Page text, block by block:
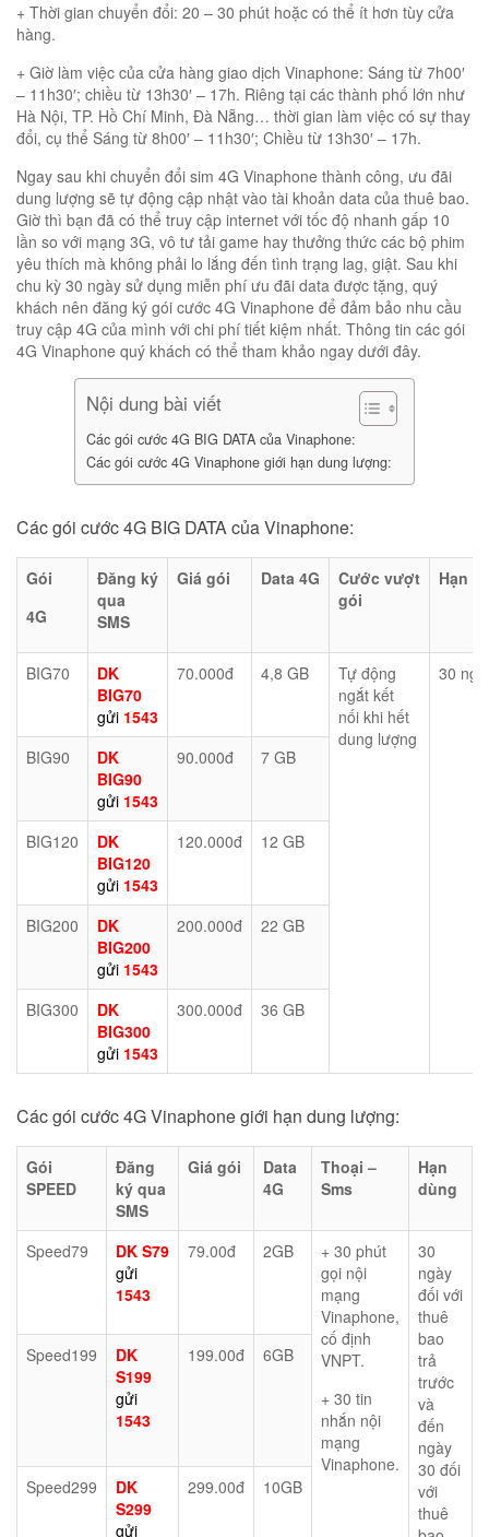
+ Thời gian chuyển đổi: 20 – 30 phút hoặc có thể ít hơn tùy cửa
hàng.
+ Giờ làm việc của cửa hàng giao dịch Vinaphone: Sáng từ 7h00′
– 11h30′; chiều từ 13h30′ – 17h. Riêng tại các thành phố lớn như
Hà Nội, TP. Hồ Chí Minh, Đà Nẵng… thời gian làm việc có sự thay
đổi, cụ thể Sáng từ 8h00′ – 11h30′; Chiều từ 13h30′ – 17h.
Ngay sau khi chuyển đổi sim 4G Vinaphone thành công, ưu đãi
dung lượng sẽ tự động cập nhật vào tài khoản data của thuê bao.
Giờ thì bạn đã có thể truy cập internet với tốc độ nhanh gấp 10
lần so với mạng 3G, vô tư tải game hay thưởng thức các bộ phim
yêu thích mà không phải lo lắng đến tình trạng lag, giật. Sau khi
chu kỳ 30 ngày sử dụng miễn phí ưu đãi data được tặng, quý
khách nên đăng ký gói cước 4G Vinaphone để đảm bảo nhu cầu
truy cập 4G của mình với chi phí tiết kiệm nhất. Thông tin các gói
4G Vinaphone quý khách có thể tham khảo ngay dưới đây.
Nội dung bài viết
Các gói cước 4G BIG DATA của Vinaphone:
Các gói cước 4G Vinaphone giới hạn dung lượng:
Các gói cước 4G BIG DATA của Vinaphone:
Gói
4G
Đăng ký
qua
SMS
Giá gói Data 4G
Cước vượt
gói
Hạn
BIG70
DK
BIG70
gửi 1543
70.000đ 4,8 GB
Tự động
ngắt kết
nối khi hết
dung lượng
30
BIG90
DK
BIG90
gửi 1543
90.000đ 7 GB
BIG120
DK
BIG120
gửi 1543
120.000đ 12 GB
BIG200
DK
BIG200
gửi 1543
200.000đ 22 GB
BIG300
DK
BIG300
gửi 1543
300.000đ 36 GB
Các gói cước 4G Vinaphone giới hạn dung lượng:
Gói
SPEED
Đăng
ký qua
SMS
Giá gói
Data
4G
Thoại –
Sms
Hạn
dùng
Speed79
DK S79
gửi
1543
79.00đ 2GB
+ 30 phút
gọi nội
mạng
Vinaphone,
cố định
VNPT.
+ 30 tin
nhắn nội
mạng
Vinaphone.
30
ngày
đối với
thuê
bao
trả
trước
và
đến
ngày
30 đối
với
thuê
Speed199
DK
S199
gửi
1543
199.00đ 6GB
Speed299
DK
S299
gửi
299.00đ 10GB